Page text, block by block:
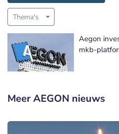
Thema's
Aegon
mkb-
Meer AEGON nieuws